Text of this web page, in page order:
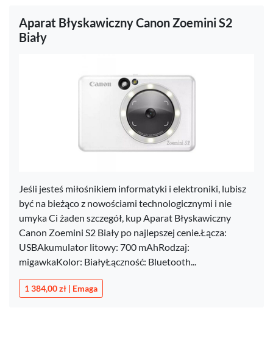
Aparat Błyskawiczny Canon Zoemini S2
Biały
Jeśli jesteś miłośnikiem informatyki i elektroniki, lubisz
być na bieżąco z nowościami technologicznymi i nie
umyka Ci żaden szczegół, kup Aparat Błyskawiczny
Canon Zoemini S2 Biały po najlepszej cenie.Łącza:
USBAkumulator litowy: 700 mAhRodzaj:
migawkaKolor: BiałyŁączność: Bluetooth...
1 384,00 zł | Emaga